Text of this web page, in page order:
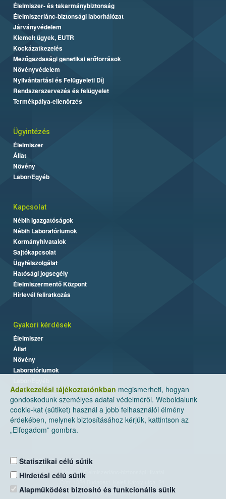
Adatkezelési tájékoztatónkban megismerheti, hogyan
gondoskodunk személyes adatai védelméről. Weboldalunk
cookie-kat (sütiket) használ a jobb felhasználói élmény
érdekében, melynek biztosításához kérjük, kattintson az
„Elfogadom” gombra.
Statisztikai célú sütik
Hirdetési célú sütik
Alapműködést biztosító és funkcionális sütik
Élelmiszer- és takarmánybiztonság
Élelmiszerlánc-biztonsági laborhálózat
Járványvédelem
Kiemelt ügyek, EUTR
Kockázatkezelés
Mezőgazdasági genetikai erőforrások
Növényvédelem
Nyilvántartási és Felügyeleti Díj
Rendszerszervezés és felügyelet
Termékpálya-ellenőrzés
Ügyintézés
Élelmiszer
Állat
Növény
Labor/Egyéb
Kapcsolat
Nébih Igazgatóságok
Nébih Laboratóriumok
Kormányhivatalok
Sajtókapcsolat
Ügyfélszolgálat
Hatósági jogsegély
Élelmiszermentő Központ
Hírlevél feliratkozás
Gyakori kérdések
Élelmiszer
Állat
Növény
Laboratóriumok
Nemzeti Élelmiszerlánc-biztonsági Hivatal
Levelezési cím: 1525 Budapest. Pf. 30.